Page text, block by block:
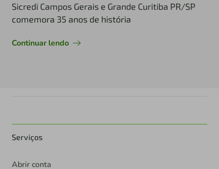
Sicredi Campos Gerais e Grande Curitiba PR/SP
comemora 35 anos de história
Continuar lendo
Serviços
Abrir conta